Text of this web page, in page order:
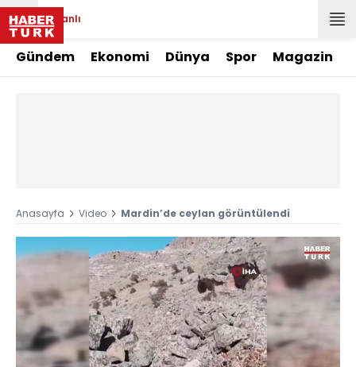
Canlı
Gündem Ekonomi Dünya Spor Magazin
Anasayfa Video Mardin’de ceylan görüntülendi